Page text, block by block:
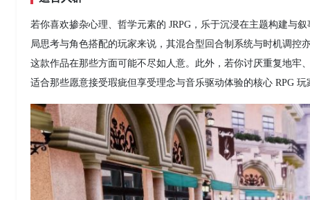
若你喜欢掺杂心理、哲学元素的 JRPG，乐于沉浸在主题构建与
局思考与角色搭配的玩家来说，其混合型回合制系统与时机调
这款作品在那些方面可能不尽如人意。此外，若你讨厌重复地牢
适合那些愿意接受瑕疵但享受理念与音乐驱动体验的核心 RPG 玩